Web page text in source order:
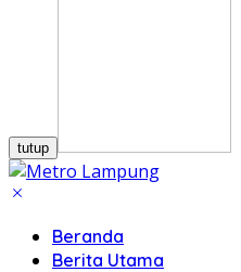
tutup
Beranda
Berita Utama